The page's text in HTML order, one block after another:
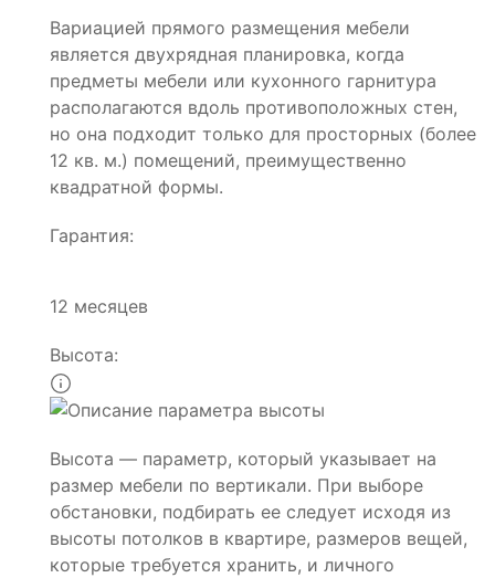
Вариацией прямого размещения мебели
является двухрядная планировка, когда
предметы мебели или кухонного гарнитура
располагаются вдоль противоположных стен,
но она подходит только для просторных (более
12 кв. м.) помещений, преимущественно
квадратной формы.
Гарантия:
12 месяцев
Высота:
Высота — параметр, который указывает на
размер мебели по вертикали. При выборе
обстановки, подбирать ее следует исходя из
высоты потолков в квартире, размеров вещей,
которые требуется хранить, и личного